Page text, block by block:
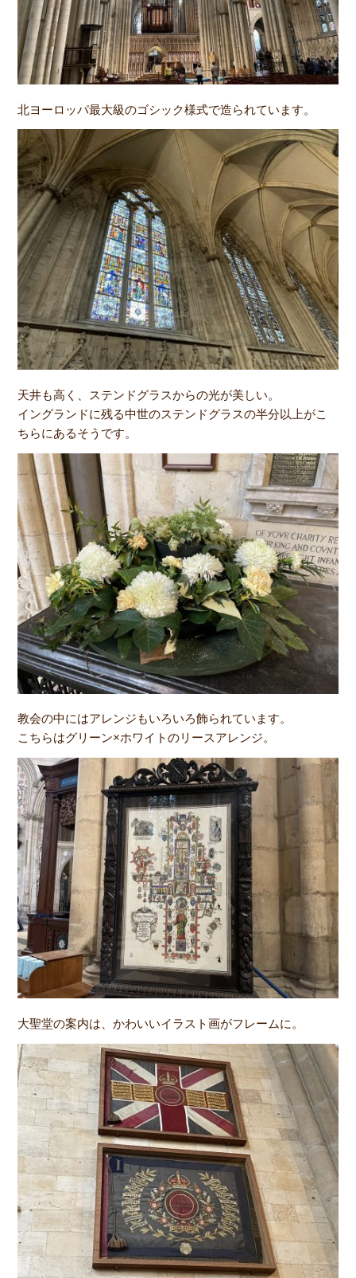
北ヨーロッパ最大級のゴシック様式で造られています。
天井も高く、ステンドグラスからの光が美しい。
イングランドに残る中世のステンドグラスの半分以上がこ
ちらにあるそうです。
教会の中にはアレンジもいろいろ飾られています。
こちらはグリーン×ホワイトのリースアレンジ。
大聖堂の案内は、かわいいイラスト画がフレームに。